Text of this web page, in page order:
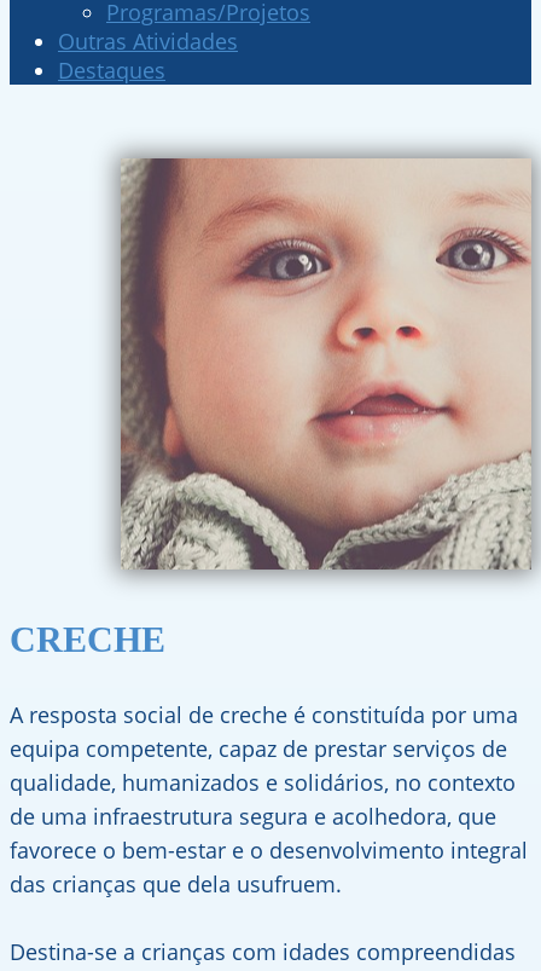
Programas/Projetos
Outras Atividades
Destaques
CRECHE
A resposta social de creche é constituída por uma
equipa competente, capaz de prestar serviços de
qualidade, humanizados e solidários, no contexto
de uma infraestrutura segura e acolhedora, que
favorece o bem-estar e o desenvolvimento integral
das crianças que dela usufruem.
Destina-se a crianças com idades compreendidas